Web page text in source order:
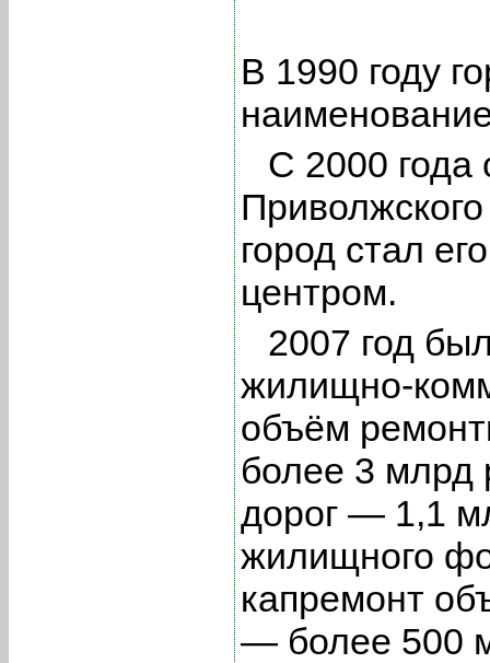
В 1990 году
С 2000 года
город стал
центром.
2007 год
жилищно-
объём
более 3 млрд
дорог — 1,1
жилищного
капремонт
— более 500